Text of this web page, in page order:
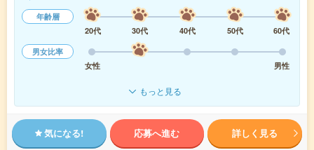
年齢層
20代
30代 40代 50代
60代
男女比率
女性
男性
もっと見る
気になる! 応募へ進む 詳しく見る